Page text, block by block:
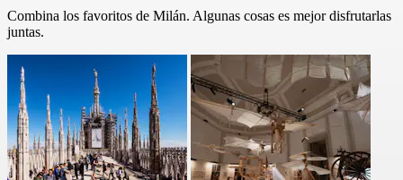
Combina los favoritos de Milán. Algunas cosas es mejor disfrutarlas
juntas.